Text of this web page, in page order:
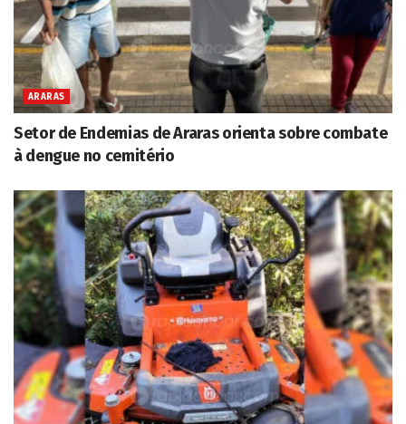
ARARAS
Setor de Endemias de Araras orienta sobre combate
à dengue no cemitério